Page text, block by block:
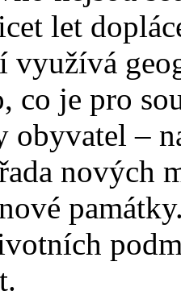
let
využívá
co je pro
obyvatel –
nových